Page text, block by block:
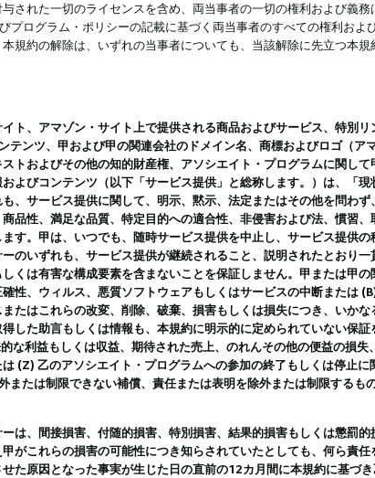
された一切のライセンスを含め、両当事者の一切の権利および義
ログラム・ポリシーの記載に基づく両当事者のすべての権利およ
規約の解除は、いずれの当事者についても、当該解除に先立つ本
ト、アマゾン・サイト上で提供される商品およびサービス、特
テンツ、甲および甲の関連会社のドメイン名、商標およびロゴ（
トおよびその他の知的財産権、アソシエイト・プログラムに関し
よびコンテンツ（以下「サービス提供」と総称します。）は、「
、サービス提供に関して、明示、黙示、法定またはその他を問わ
品性、満足な品質、特定目的への適合性、非侵害および法、慣習
す。甲は、いつでも、随時サービス提供を中止し、サービス提供
のいずれも、サービス提供が継続されること、説明されたとおり
くは有害な構成要素を含まないことを保証しません。甲または甲
性、ウィルス、悪質ソフトウェアもしくはサービスの中断または
たはこれらの改変、削除、破棄、損害もしくは損失につき、いか
した助言もしくは情報も、本規約に明示的に定められていない保
な利益もしくは収益、期待された売上、のれんその他の便益の損
(Z) 乙のアソシエイト・プログラムへの参加の終了もしくは停止
または制限できない補償、責任または表明を除外または制限するも
は、間接損害、付随的損害、特別損害、結果的損害もしくは懲罰
がこれらの損害の可能性につき知らされていたとしても、何ら責
た原因となった事実が生じた日の直前の12カ月間に本規約に基づ